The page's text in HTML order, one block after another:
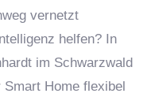
vernetzt
helfen? In
im Schwarzwald
Home flexibel